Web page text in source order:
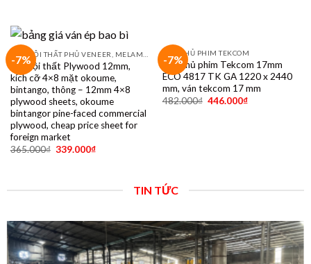
-7%
Ván nội thất Plywood 12mm,
kích cỡ 4×8 mặt okoume,
bintango, thông – 12mm 4×8
plywood sheets, okoume
bintangor pine-faced commercial
plywood, cheap price sheet for
foreign market
365.000₫ 339.000₫
-7%
VÁN PHỦ PHIM TEKCOM
Ván phủ phim Tekcom 17mm
ECO 4817 TK GA 1220 x 2440
mm, ván tekcom 17 mm
482.000₫ 446.000₫
TIN TỨC